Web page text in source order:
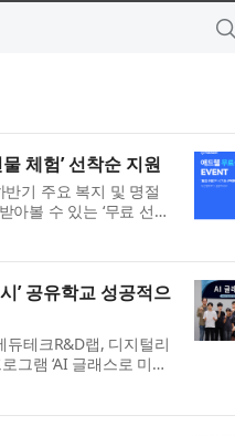
체험’ 선착순 지원
반기 주요 복지 및 명절
볼 수 있는 ‘무료 선물
’ 공유학교 성공적으
테크R&D랩, 디지털리
그램 ‘AI 글래스로 미리